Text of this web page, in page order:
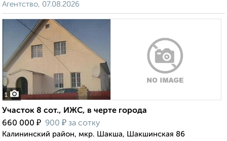
Агентство, 07.08.2026
1
Участок 8 сот., ИЖС, в черте города
660 000 ₽ 900 ₽ за сотку
Калининский район, мкр. Шакша, Шакшинская 86